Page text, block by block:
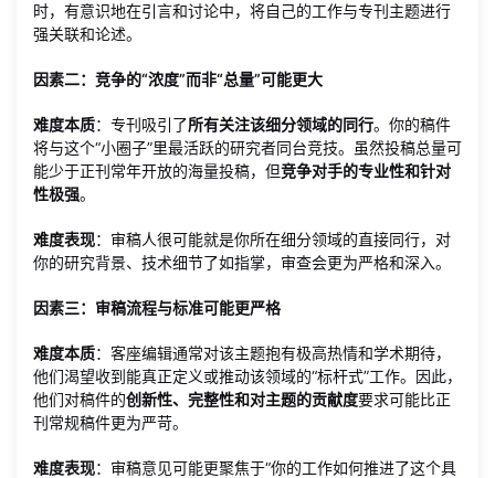
时，有意识地在引言和讨论中，将自己的工作与专刊主题进行
强关联和论述。
因素二：竞争的“浓度”而非“总量”可能更大
难度本质：专刊吸引了所有关注该细分领域的同行。你的稿件
将与这个“小圈子”里最活跃的研究者同台竞技。虽然投稿总量可
能少于正刊常年开放的海量投稿，但竞争对手的专业性和针对
性极强。
难度表现：审稿人很可能就是你所在细分领域的直接同行，对
你的研究背景、技术细节了如指掌，审查会更为严格和深入。
因素三：审稿流程与标准可能更严格
难度本质：客座编辑通常对该主题抱有极高热情和学术期待，
他们渴望收到能真正定义或推动该领域的“标杆式”工作。因此，
他们对稿件的创新性、完整性和对主题的贡献度要求可能比正
刊常规稿件更为严苛。
难度表现：审稿意见可能更聚焦于“你的工作如何推进了这个具